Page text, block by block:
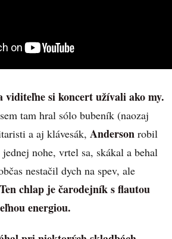
viditeľne si koncert užívali ako my.
tam hral sólo bubeník (naozaj
a aj klávesák, Anderson robil
nohe, vrtel sa, skákal a behal
nestačil dych na spev, ale
Ten chlap je čarodejník s flautou
energiou.